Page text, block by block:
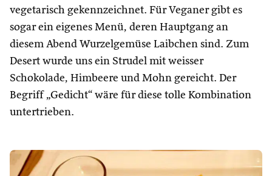
vegetarisch gekennzeichnet. Für Veganer gibt es
sogar ein eigenes Menü, deren Hauptgang an
diesem Abend Wurzelgemüse Laibchen sind. Zum
Desert wurde uns ein Strudel mit weisser
Schokolade, Himbeere und Mohn gereicht. Der
Begriff „Gedicht“ wäre für diese tolle Kombination
untertrieben.